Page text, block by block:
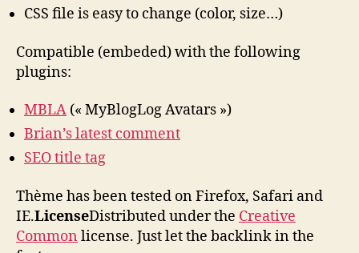
CSS file is easy to change (color, size…)
Compatible (embeded) with the following
plugins:
MBLA (« MyBlogLog Avatars »)
Brian’s latest comment
SEO title tag
Thème has been tested on Firefox, Safari and
IE.LicenseDistributed under the Creative
Common license. Just let the backlink in the